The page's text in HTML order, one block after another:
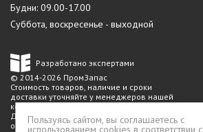
Будни: 09.00-17.00
Суббота, воскресенье - выходной
Разработано экспертами
© 2014-2026 ПромЗапас
Стоимость товаров, наличие и сроки
доставки уточняйте у менеджеров нашей
компании.
Данный сайт не является публичной
офертойПользуясь сайтом, вы соглашаетесь с
использованием cookies в соответствии с